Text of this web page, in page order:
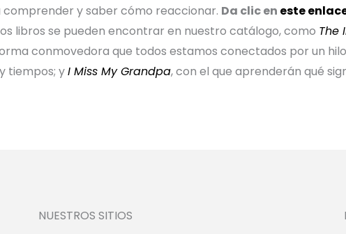
comprender y saber cómo reaccionar. Da clic en este
libros se pueden encontrar en nuestro catálogo, como The
conmovedora que todos estamos conectados por un
tiempos; yI Miss My Grandpa, con el que aprenderán qué
NUESTROS SITIOS